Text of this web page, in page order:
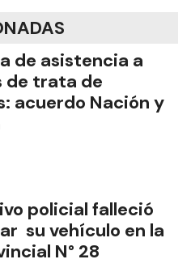
de asistencia a
trata de
acuerdo Nación y
policial falleció
su vehículo en la
N° 28